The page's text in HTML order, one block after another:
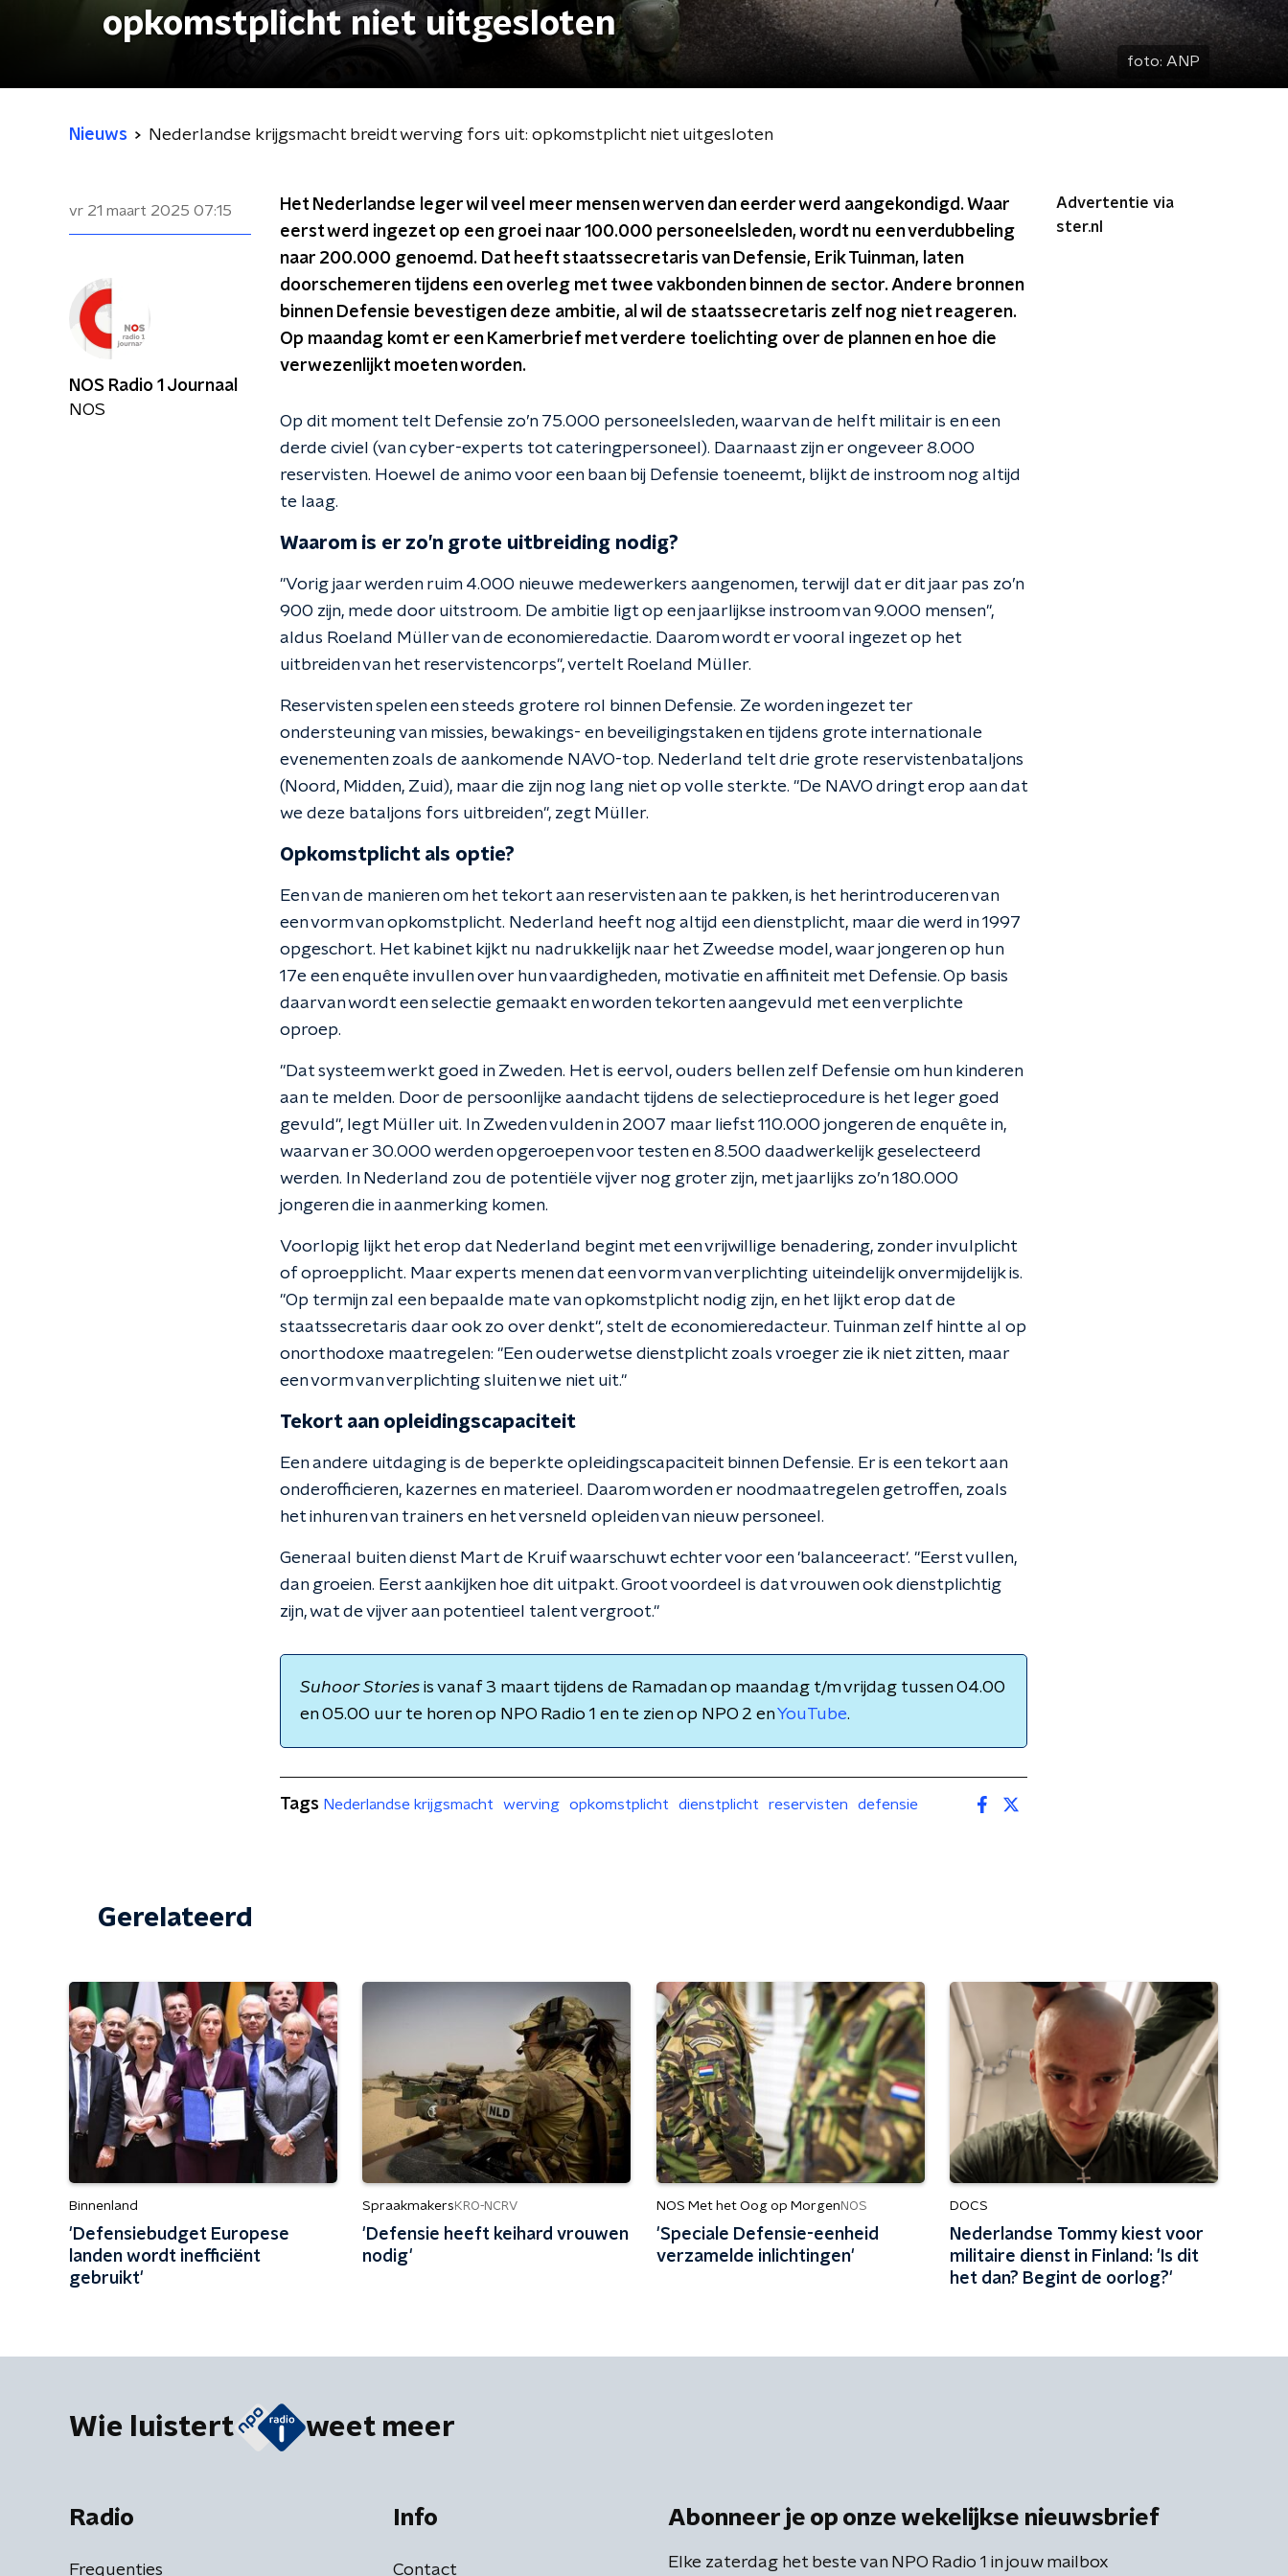
opkomstplicht niet uitgesloten
foto: ANP
Nieuws Nederlandse krijgsmacht breidt werving fors uit: opkomstplicht niet uitgesloten
vr 21 maart 2025 07:15
Het Nederlandse leger wil veel meer mensen werven dan eerder werd aangekondigd. Waar
eerst werd ingezet op een groei naar 100.000 personeelsleden, wordt nu een verdubbeling
naar 200.000 genoemd. Dat heeft staatssecretaris van Defensie, Erik Tuinman, laten
doorschemeren tijdens een overleg met twee vakbonden binnen de sector. Andere bronnen
binnen Defensie bevestigen deze ambitie, al wil de staatssecretaris zelf nog niet reageren.
Op maandag komt er een Kamerbrief met verdere toelichting over de plannen en hoe die
verwezenlijkt moeten worden.
Op dit moment telt Defensie zo’n 75.000 personeelsleden, waarvan de helft militair is en een
derde civiel (van cyber-experts tot cateringpersoneel). Daarnaast zijn er ongeveer 8.000
reservisten. Hoewel de animo voor een baan bij Defensie toeneemt, blijkt de instroom nog altijd
te laag.
Waarom is er zo’n grote uitbreiding nodig?
"Vorig jaar werden ruim 4.000 nieuwe medewerkers aangenomen, terwijl dat er dit jaar pas zo’n
900 zijn, mede door uitstroom. De ambitie ligt op een jaarlijkse instroom van 9.000 mensen",
aldus Roeland Müller van de economieredactie. Daarom wordt er vooral ingezet op het
uitbreiden van het reservistencorps", vertelt Roeland Müller.
Reservisten spelen een steeds grotere rol binnen Defensie. Ze worden ingezet ter
ondersteuning van missies, bewakings- en beveiligingstaken en tijdens grote internationale
evenementen zoals de aankomende NAVO-top. Nederland telt drie grote reservistenbataljons
(Noord, Midden, Zuid), maar die zijn nog lang niet op volle sterkte. "De NAVO dringt erop aan dat
we deze bataljons fors uitbreiden", zegt Müller.
Opkomstplicht als optie?
Een van de manieren om het tekort aan reservisten aan te pakken, is het herintroduceren van
een vorm van opkomstplicht. Nederland heeft nog altijd een dienstplicht, maar die werd in 1997
opgeschort. Het kabinet kijkt nu nadrukkelijk naar het Zweedse model, waar jongeren op hun
17e een enquête invullen over hun vaardigheden, motivatie en affiniteit met Defensie. Op basis
daarvan wordt een selectie gemaakt en worden tekorten aangevuld met een verplichte
oproep.
"Dat systeem werkt goed in Zweden. Het is eervol, ouders bellen zelf Defensie om hun kinderen
aan te melden. Door de persoonlijke aandacht tijdens de selectieprocedure is het leger goed
gevuld", legt Müller uit. In Zweden vulden in 2007 maar liefst 110.000 jongeren de enquête in,
waarvan er 30.000 werden opgeroepen voor testen en 8.500 daadwerkelijk geselecteerd
werden. In Nederland zou de potentiële vijver nog groter zijn, met jaarlijks zo’n 180.000
jongeren die in aanmerking komen.
Voorlopig lijkt het erop dat Nederland begint met een vrijwillige benadering, zonder invulplicht
of oproepplicht. Maar experts menen dat een vorm van verplichting uiteindelijk onvermijdelijk is.
"Op termijn zal een bepaalde mate van opkomstplicht nodig zijn, en het lijkt erop dat de
staatssecretaris daar ook zo over denkt", stelt de economieredacteur. Tuinman zelf hintte al op
onorthodoxe maatregelen: "Een ouderwetse dienstplicht zoals vroeger zie ik niet zitten, maar
een vorm van verplichting sluiten we niet uit."
Tekort aan opleidingscapaciteit
Een andere uitdaging is de beperkte opleidingscapaciteit binnen Defensie. Er is een tekort aan
onderofficieren, kazernes en materieel. Daarom worden er noodmaatregelen getroffen, zoals
het inhuren van trainers en het versneld opleiden van nieuw personeel.
Generaal buiten dienst Mart de Kruif waarschuwt echter voor een 'balanceeract'. "Eerst vullen,
dan groeien. Eerst aankijken hoe dit uitpakt. Groot voordeel is dat vrouwen ook dienstplichtig
zijn, wat de vijver aan potentieel talent vergroot."
Suhoor Stories is vanaf 3 maart tijdens de Ramadan op maandag t/m vrijdag tussen 04.00
en 05.00 uur te horen op NPO Radio 1 en te zien op NPO 2 enYouTube.
Advertentie via
ster.nl
NOS Radio 1 Journaal
NOS
Tags Nederlandse krijgsmacht werving opkomstplicht dienstplicht reservisten defensie
Gerelateerd
Binnenland
'Defensiebudget Europese
landen wordt inefficiënt
gebruikt'
Spraakmakers KRO-NCRV
'Defensie heeft keihard vrouwen
nodig'
NOS Met het Oog op Morgen NOS
'Speciale Defensie-eenheid
verzamelde inlichtingen'
DOCS
Nederlandse Tommy kiest voor
militaire dienst in Finland: 'Is dit
het dan? Begint de oorlog?'
Wie luistert weet meer
Radio
Frequenties
Info
Contact
Abonneer je op onze wekelijkse nieuwsbrief
Elke zaterdag het beste van NPO Radio 1 in jouw mailbox